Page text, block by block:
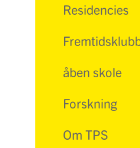
Residencies
åben skole
Forskning
Om TPS